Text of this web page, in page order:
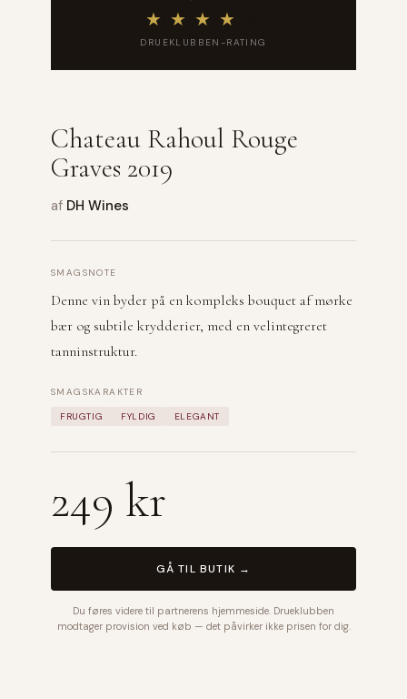
★ ★ ★ ★
DRUEKLUBBEN-RATING
Chateau Rahoul Rouge
Graves 2019
af DH Wines
SMAGSNOTE
Denne vin byder på en kompleks bouquet af mørke
bær og subtile krydderier, med en velintegreret
tanninstruktur.
SMAGSKARAKTER
FRUGTIG FYLDIG ELEGANT
249 kr
GÅ TIL BUTIK →
Du føres videre til partnerens hjemmeside. Drueklubben
modtager provision ved køb — det påvirker ikke prisen for dig.